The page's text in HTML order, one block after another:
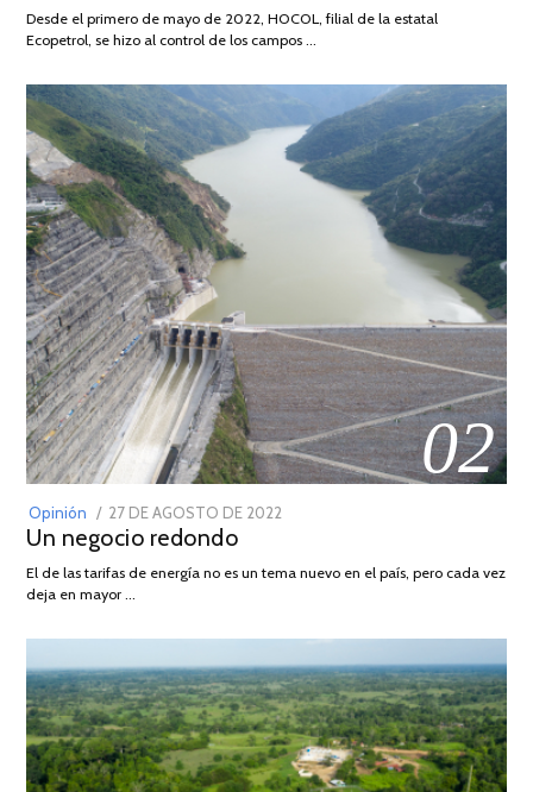
2026
Desde el primero de mayo de 2022, HOCOL, filial de la estatal
Ecopetrol, se hizo al control de los campos …
02
Opinión
POSTED
ON
27 DE AGOSTO DE 2022
DE
Un negocio redondo
El de las tarifas de energía no es un tema nuevo en el país, pero cada vez
deja en mayor …